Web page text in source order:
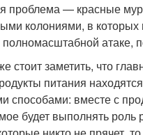
проблема — красные
колониями, в
атаке,
стоит заметить, что
питания
способами: вместе с
будет выполнять